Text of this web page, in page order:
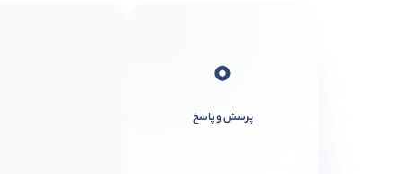
0
پرسش و پاسخ